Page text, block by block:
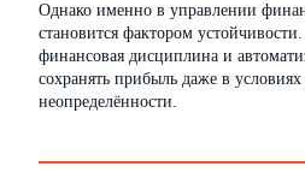
Однако именно в управлении
становится фактором
финансовая дисциплина и
сохранять прибыль даже в
неопределённости.